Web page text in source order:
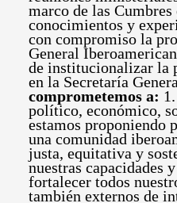
marco de las
conocimientos y
con compromiso la
General
de institucionalizar la
en la Secretaría
comprometemos a:
político, económico,
estamos proponiendo
una comunidad
justa, equitativa y
nuestras capacidades
fortalecer todos
también externos de